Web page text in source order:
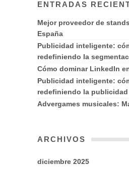
ENTRADAS
Mejor proveedor de
España
Publicidad inteligente:
redefiniendo la
Cómo dominar LinkedIn
Publicidad inteligente:
redefiniendo la
Advergames musicales:
ARCHIVOS
diciembre 2025